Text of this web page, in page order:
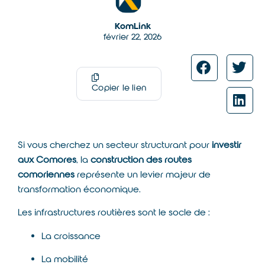
KomLink
février 22, 2026
Copier le lien
Si vous cherchez un secteur structurant pour investir
aux Comores, la construction des routes
comoriennes représente un levier majeur de
transformation économique.
Les infrastructures routières sont le socle de :
La croissance
La mobilité